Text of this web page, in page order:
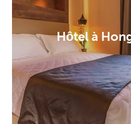
Hôtel à